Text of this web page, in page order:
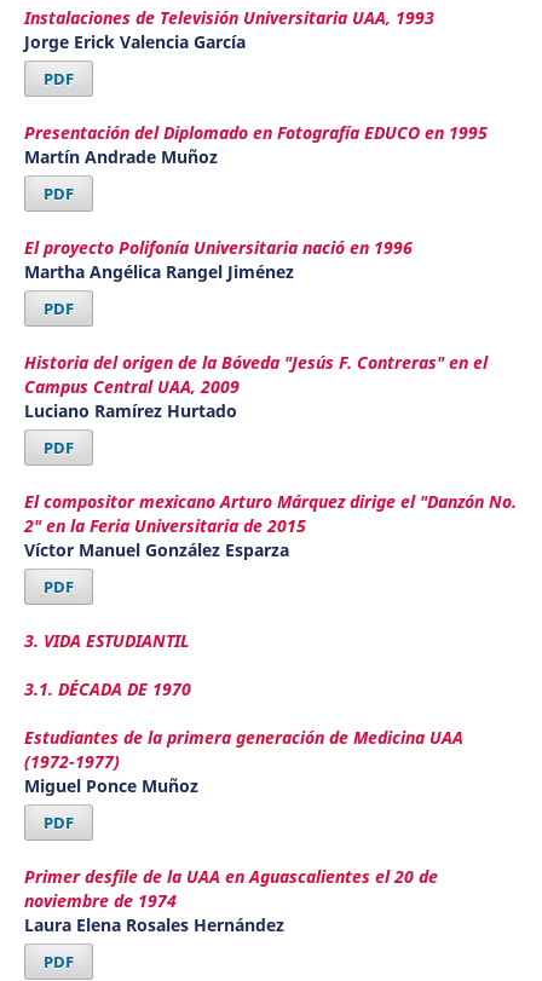
Instalaciones de Televisión Universitaria UAA, 1993
Jorge Erick Valencia García
PDF
Presentación del Diplomado en Fotografía EDUCO en 1995
Martín Andrade Muñoz
PDF
El proyecto Polifonía Universitaria nació en 1996
Martha Angélica Rangel Jiménez
PDF
Historia del origen de la Bóveda "Jesús F. Contreras" en el
Campus Central UAA, 2009
Luciano Ramírez Hurtado
PDF
El compositor mexicano Arturo Márquez dirige el "Danzón No.
2" en la Feria Universitaria de 2015
Víctor Manuel González Esparza
PDF
3. VIDA ESTUDIANTIL
3.1. DÉCADA DE 1970
Estudiantes de la primera generación de Medicina UAA
(1972-1977)
Miguel Ponce Muñoz
PDF
Primer desfile de la UAA en Aguascalientes el 20 de
noviembre de 1974
Laura Elena Rosales Hernández
PDF